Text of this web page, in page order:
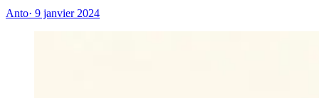
Anto· 9 janvier 2024